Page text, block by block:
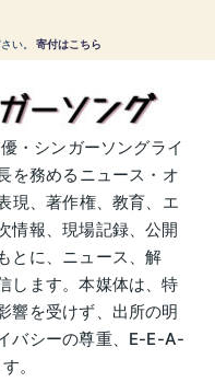
い。 寄付はこちら
・シンガーソングライ
を務めるニュース・オ
現、著作権、教育、エ
情報、現場記録、公開
とに、ニュース、解
します。本媒体は、特
響を受けず、出所の明
バシーの尊重、E-E-A-
。